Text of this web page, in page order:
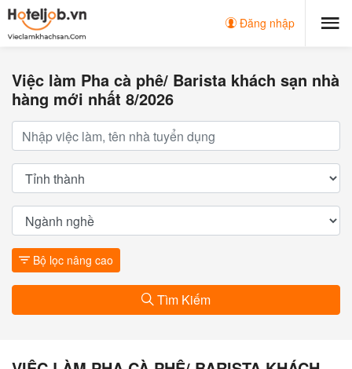
Đăng nhập
Việc làm Pha cà phê/ Barista khách sạn nhà
hàng mới nhất 8/2026
Bộ lọc nâng cao
Tìm Kiếm